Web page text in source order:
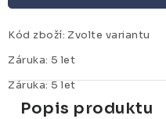
Kód zboží: Zvolte variantu
Záruka: 5 let
Záruka:5 let
Popis produktu